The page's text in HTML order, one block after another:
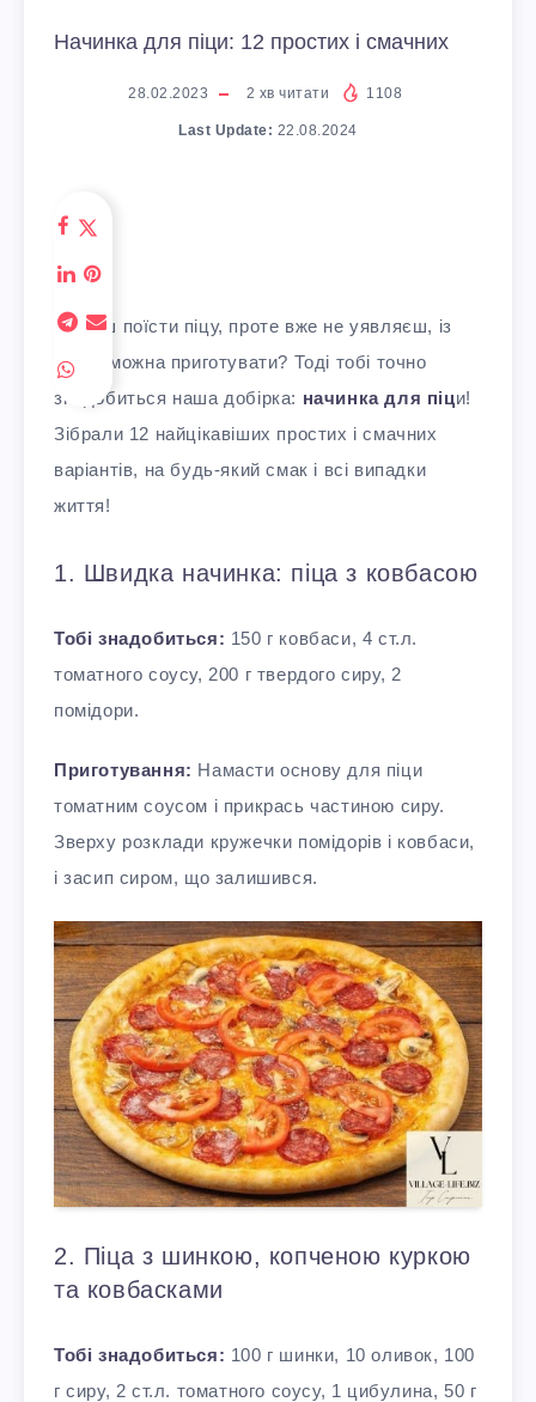
Начинка для піци: 12 простих і смачних
28.02.2023 2 хв читати 1108
Last Update: 22.08.2024
Любиш поїсти піцу, проте вже не уявляєш, із
чим її можна приготувати? Тоді тобі точно
знадобиться наша добірка: начинка для піци!
Зібрали 12 найцікавіших простих і смачних
варіантів, на будь-який смак і всі випадки
життя!
1. Швидка начинка: піца з ковбасою
Тобі знадобиться: 150 г ковбаси, 4 ст.л.
томатного соусу, 200 г твердого сиру, 2
помідори.
Приготування: Намасти основу для піци
томатним соусом і прикрась частиною сиру.
Зверху розклади кружечки помідорів і ковбаси,
і засип сиром, що залишився.
2. Піца з шинкою, копченою куркою
та ковбасками
Тобі знадобиться: 100 г шинки, 10 оливок, 100
г сиру, 2 ст.л. томатного соусу, 1 цибулина, 50 г